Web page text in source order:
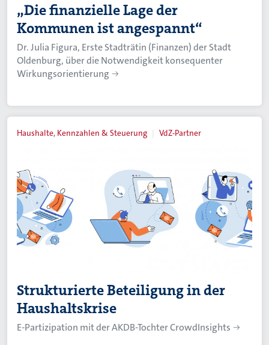
„Die finanzielle Lage der
Kommunen ist angespannt“
Dr. Julia Figura, Erste Stadträtin (Finanzen) der Stadt
Oldenburg, über die Notwendigkeit konsequenter
Wirkungsorientierung
Haushalte, Kennzahlen & Steuerung VdZ-Partner
Strukturierte Beteiligung in der
Haushaltskrise
E-Partizipation mit der AKDB-Tochter CrowdInsights